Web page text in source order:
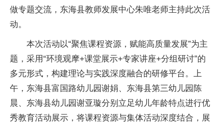
做专题交流，东海县教师发展中心朱唯老师主持此次活
动。
本次活动以“聚焦课程资源，赋能高质量发展”为主
题，采用“环境观摩+课堂展示+专家讲座+分组研讨”的
多元形式，构建理论与实践深度融合的研修平台。上
午，东海县富国路幼儿园谢娟、东海县第三幼儿园陈
晨、东海县幼儿园谢亚璇分别立足幼儿年龄特点进行优
秀教育活动展示，将课程资源与集体活动深度结合，展